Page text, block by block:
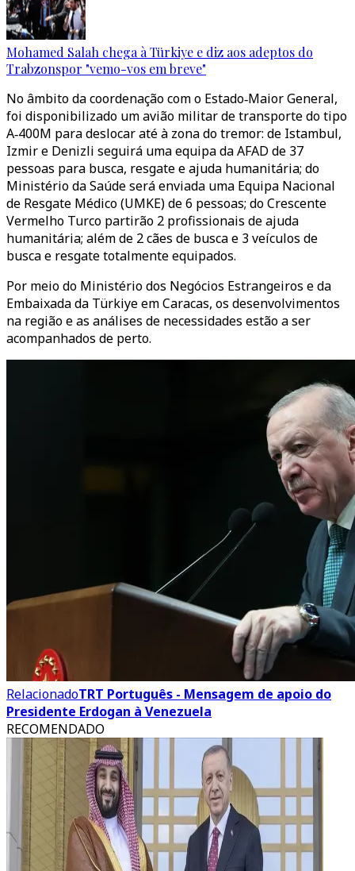
Mohamed Salah chega à Türkiye e diz aos adeptos do
Trabzonspor "vemo-vos em breve"
No âmbito da coordenação com o Estado‑Maior General,
foi disponibilizado um avião militar de transporte do tipo
A‑400M para deslocar até à zona do tremor: de Istambul,
Izmir e Denizli seguirá uma equipa da AFAD de 37
pessoas para busca, resgate e ajuda humanitária; do
Ministério da Saúde será enviada uma Equipa Nacional
de Resgate Médico (UMKE) de 6 pessoas; do Crescente
Vermelho Turco partirão 2 profissionais de ajuda
humanitária; além de 2 cães de busca e 3 veículos de
busca e resgate totalmente equipados.
Por meio do Ministério dos Negócios Estrangeiros e da
Embaixada da Türkiye em Caracas, os desenvolvimentos
na região e as análises de necessidades estão a ser
acompanhados de perto.
RelacionadoTRT Português - Mensagem de apoio do
Presidente Erdogan à Venezuela
RECOMENDADO